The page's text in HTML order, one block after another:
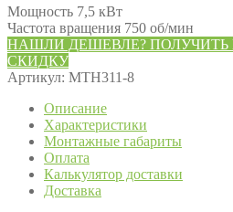
Мощность 7,5 кВт
Частота вращения 750 об/мин
НАШЛИ ДЕШЕВЛЕ?
СКИДКУ
Артикул: МТН311-8
Описание
Характеристики
Монтажные габариты
Оплата
Калькулятор доставки
Доставка